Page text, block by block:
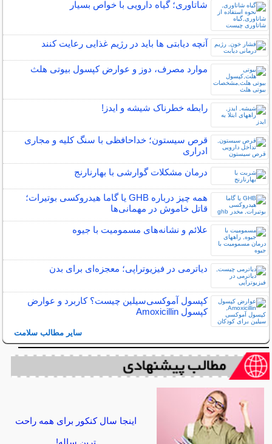
شاتاوری؛ گیاه دارویی با خواص بسیار
آنچه دیابتی ها باید در رژیم غذایی رعایت کنند
موارد مصرف، دوز و عوارض کپسول بیوتی هلث
رابطه خطرناک شیشه و ایدز!
قرص سیستون؛ خداحافظی با سنگ کلیه و مجاری
ادراری
درمان مشکلات گوارشی با بهارنارنج
همه چیز درباره GHB یا گاما هیدروکسی بوتیرات؛
قاتل خاموش در مهمانی‌ها
علائم و نشانه‌های مسمومیت با جیوه
دیاترمی در فیزیوتراپی؛ معجزه‌ای برای بدن
کپسول آموکسی‌سیلین چیست؟ کاربرد و عوارض
کپسول Amoxicillin
سایر مطالب سلامت
اینجا سال کنکور برای همه راحت